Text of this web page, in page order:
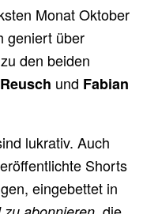
Monat Oktober
geniert über
den beiden
und Fabian
lukrativ. Auch
Shorts
eingebettet in